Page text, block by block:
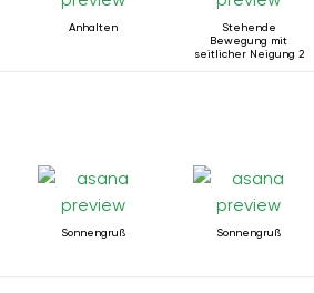
Anhalten
Stehende
Bewegung mit
seitlicher Neigung 2
Sonnengruß Sonnengruß